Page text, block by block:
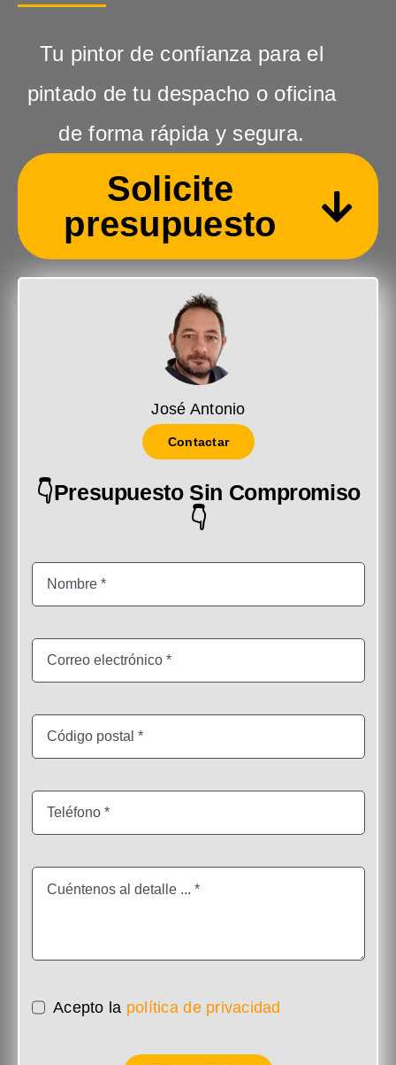
Tu pintor de confianza para el
pintado de tu despacho o oficina
de forma rápida y segura.
Solicite
presupuesto
José Antonio
Contactar
👇Presupuesto Sin Compromiso
👇
Acepto la política de privacidad